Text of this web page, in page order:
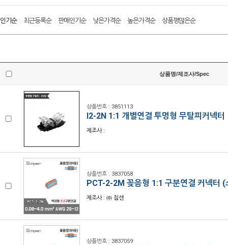
인기순| 최근등록순| 판매인기순| 낮은가격순| 높은가격순| 상품평많은순
상품명/제조사/Spec
상품번호 : 3851113
I2-2N 1:1 개별연결 투명형 무탈피커넥터
제조사 :
상품번호 : 3837058
PCT-2-2M 꽂음형 1:1 구분연결 커넥터 (
제조사 : ㈜ 칩센
상품번호 : 3837059